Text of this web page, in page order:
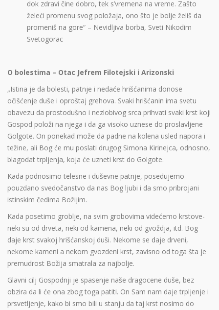
dok zdravi čine dobro, tek s’vremena na vreme. Zašto
želeći promenu svog položaja, ono što je bolje želiš da
promeniš na gore“ – Nevidljiva borba, Sveti Nikodim
Svetogorac
O bolestima – Otac Jefrem Filotejski i Arizonski
„Istina je da bolesti, patnje i nedaće hrišćanima donose
očišćenje duše i oproštaj grehova. Svaki hrišćanin ima svetu
obavezu da prostodušno i nezlobivog srca prihvati svaki krst koji
Gospod položi na njega i da ga visoko uznese do proslavljene
Golgote. On ponekad može da padne na kolena usled napora i
težine, ali Bog će mu poslati drugog Simona Kirinejca, odnosno,
blagodat trpljenja, koja će uzneti krst do Golgote.
Kada podnosimo telesne i duševne patnje, posedujemo
pouzdano svedočanstvo da nas Bog ljubi i da smo pribrojani
istinskim čedima Božijim.
Kada posetimo groblje, na svim grobovima videćemo krstove-
neki su od drveta, neki od kamena, neki od gvoždja, itd. Bog
daje krst svakoj hrišćanskoj duši. Nekome se daje drveni,
nekome kameni a nekom gvozdeni krst, zavisno od toga šta je
premudrost Božija smatrala za najbolje.
Glavni cilj Gospodnji je spasenje naše dragocene duše, bez
obzira da li će ona zbog toga patiti. On Sam nam daje trpljenje i
prsvetljenje, kako bi smo bili u stanju da taj krst nosimo do